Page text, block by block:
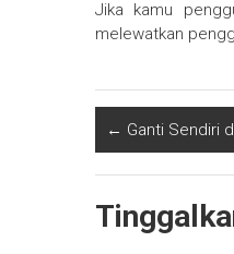
Jika kamu
melewatkan
← Ganti Sendiri